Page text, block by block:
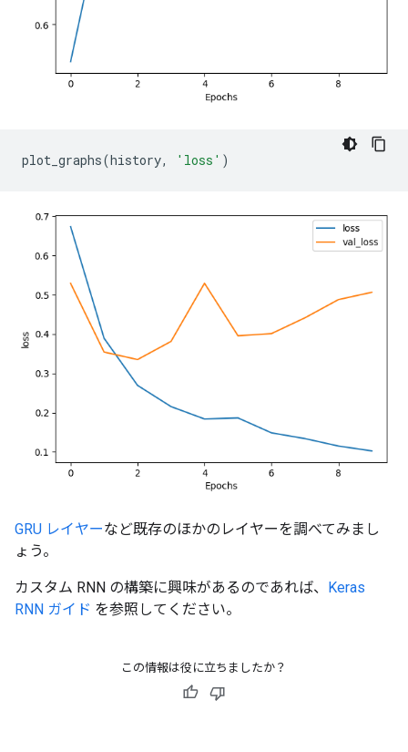
plot_graphs(history, 'loss' )
GRU レイヤーなど既存のほかのレイヤーを調べてみまし
ょう。
カスタム RNN の構築に興味があるのであれば、
Keras
RNN ガイド を参照してください。
この情報は役に立ちましたか？